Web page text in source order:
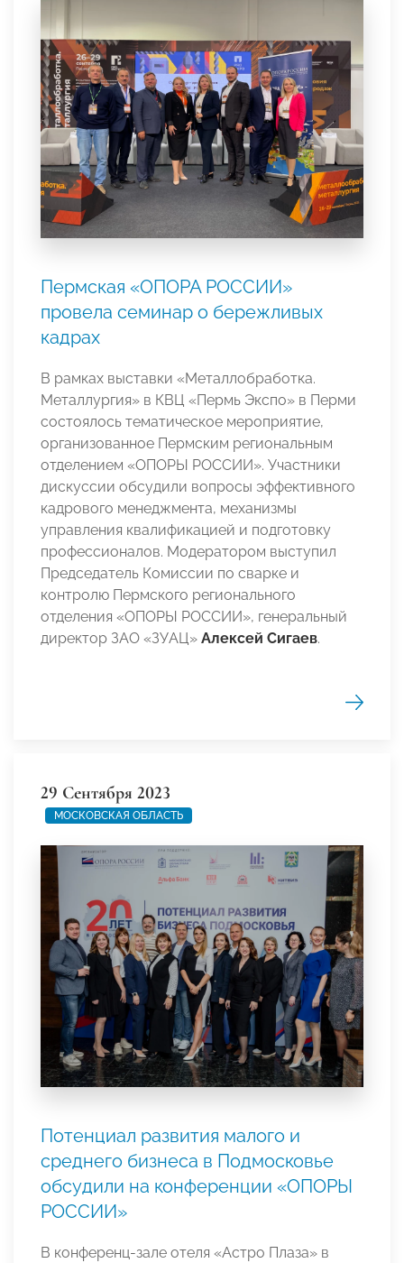
Пермская «ОПОРА РОССИИ»
провела семинар о бережливых
кадрах
В рамках выставки «Металлобработка.
Металлургия» в КВЦ «Пермь Экспо» в Перми
состоялось тематическое мероприятие,
организованное Пермским региональным
отделением «ОПОРЫ РОССИИ». Участники
дискуссии обсудили вопросы эффективного
кадрового менеджмента, механизмы
управления квалификацией и подготовку
профессионалов. Модератором выступил
Председатель Комиссии по сварке и
контролю Пермского регионального
отделения «ОПОРЫ РОССИИ», генеральный
директор ЗАО «ЗУАЦ» Алексей Сигаев.
29 Сентября 2023
МОСКОВСКАЯ ОБЛАСТЬ
Потенциал развития малого и
среднего бизнеса в Подмосковье
обсудили на конференции «ОПОРЫ
РОССИИ»
В конференц-зале отеля «Астро Плаза» в